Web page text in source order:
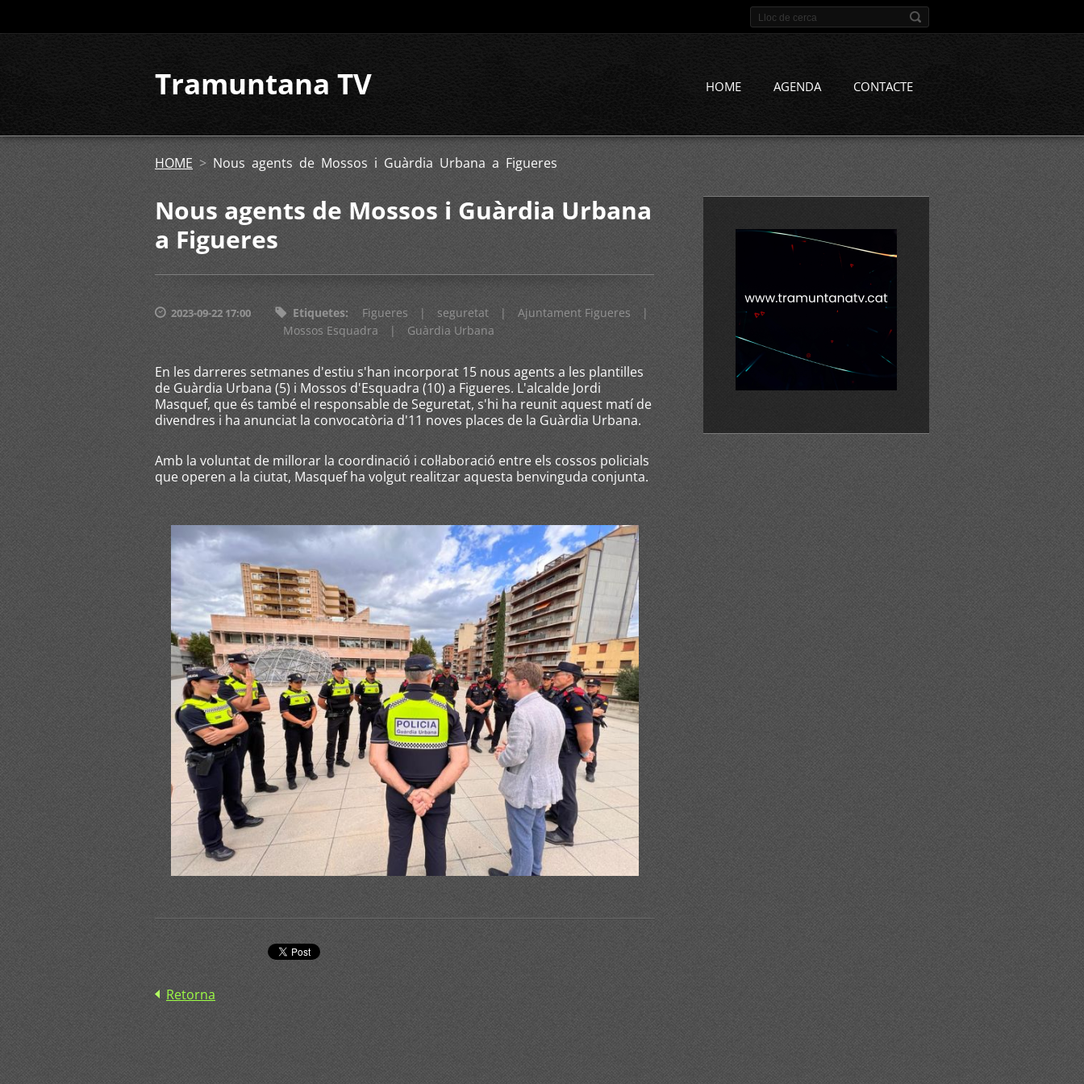
Tramuntana TV HOME AGENDA CONTACTE
HOME > Nous agents de Mossos i Guàrdia Urbana a Figueres
Nous agents de Mossos i Guàrdia Urbana
a Figueres
2023-09-22 17:00 Etiquetes: Figueres | seguretat | Ajuntament Figueres
|
Mossos Esquadra
| Guàrdia Urbana
En les darreres setmanes d'estiu s'han incorporat 15 nous agents a les plantilles
de Guàrdia Urbana (5) i Mossos d'Esquadra (10) a Figueres. L'alcalde Jordi
Masquef, que és també el responsable de Seguretat, s'hi ha reunit aquest matí de
divendres i ha anunciat la convocatòria d'11 noves places de la Guàrdia Urbana.
Amb la voluntat de millorar la coordinació i col·laboració entre els cossos policials
que operen a la ciutat, Masquef ha volgut realitzar aquesta benvinguda conjunta.
Retorna